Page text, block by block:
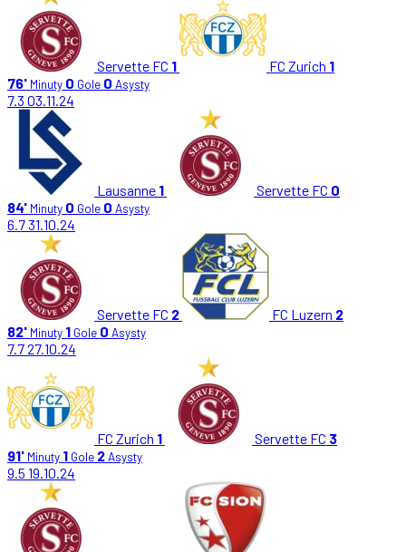
Servette FC 1 FC Zurich 1
76' Minuty 0 Gole 0 Asysty
7.3 03.11.24
Lausanne 1 Servette FC 0
84' Minuty 0 Gole 0 Asysty
6.731.10.24
Servette FC 2 FC Luzern 2
82' Minuty 1 Gole 0 Asysty
7.727.10.24
FC Zurich 1 Servette FC 3
91' Minuty 1 Gole 2Asysty
9.5 19.10.24